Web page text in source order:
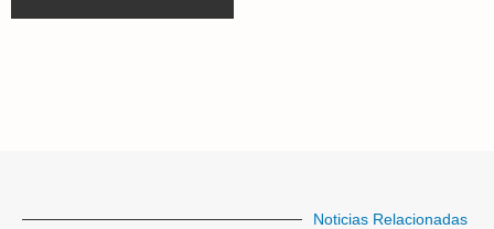
Noticias Relacionadas